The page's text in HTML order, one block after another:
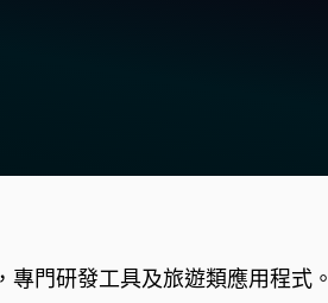
門研發工具及旅遊類應用程式。